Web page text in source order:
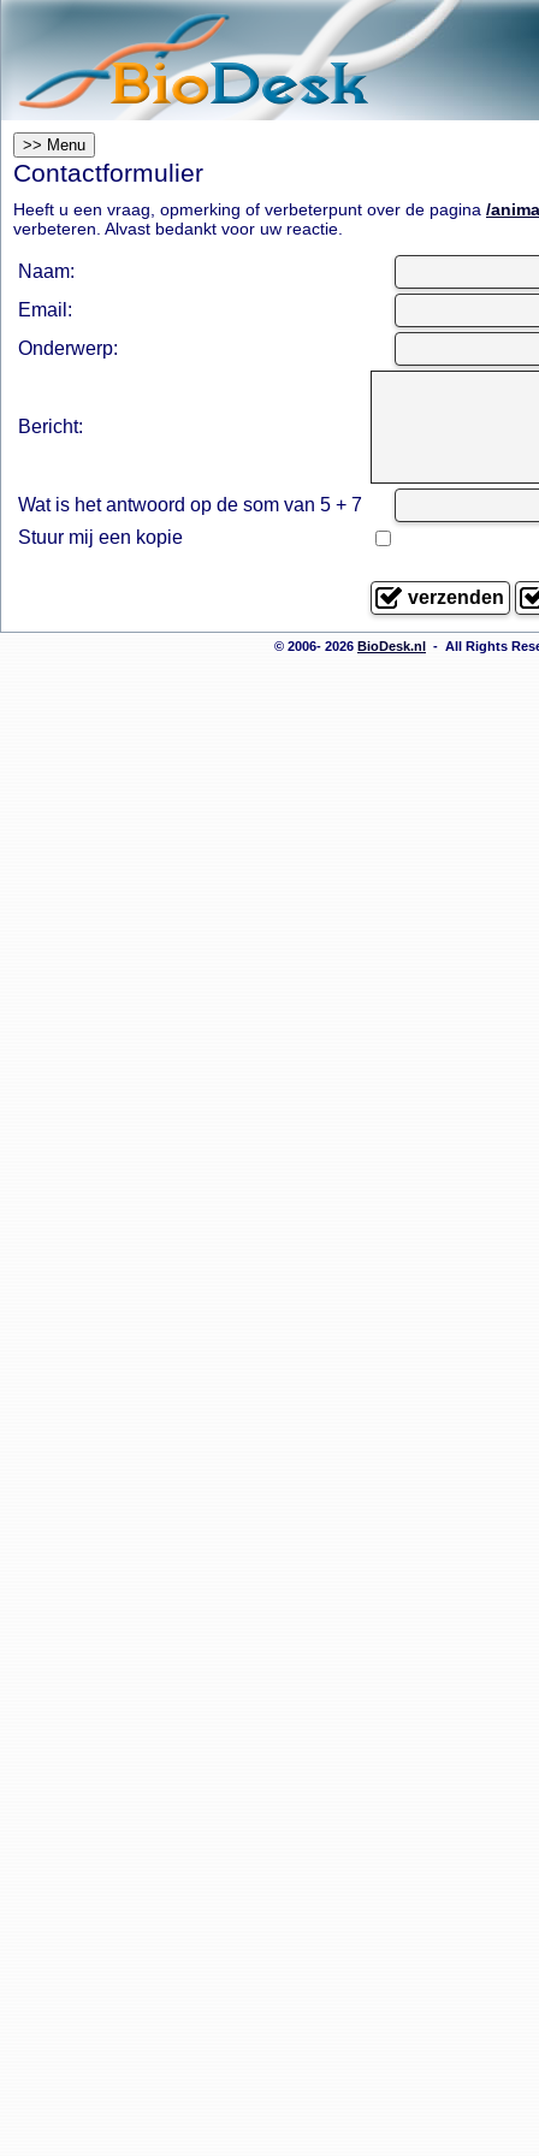
>> Menu
Contactformulier
Heeft u een vraag, opmerking of verbeterpunt over de pagina /
verbeteren. Alvast bedankt voor uw reactie.
Naam:
Email:
Onderwerp:
Bericht:
Wat is het antwoord op de som van 5 + 7
Stuur mij een kopie
© 2006- 2026 BioDesk.nl - All Rights